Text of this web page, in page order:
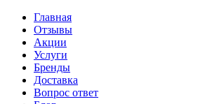
Главная
Отзывы
Акции
Услуги
Бренды
Доставка
Вопрос ответ